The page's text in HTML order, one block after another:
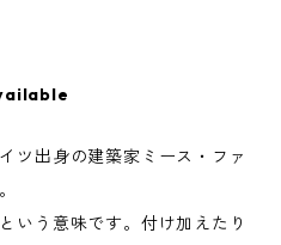
ツ出身の建築家ミース・ファ
いう意味です。付け加えたり